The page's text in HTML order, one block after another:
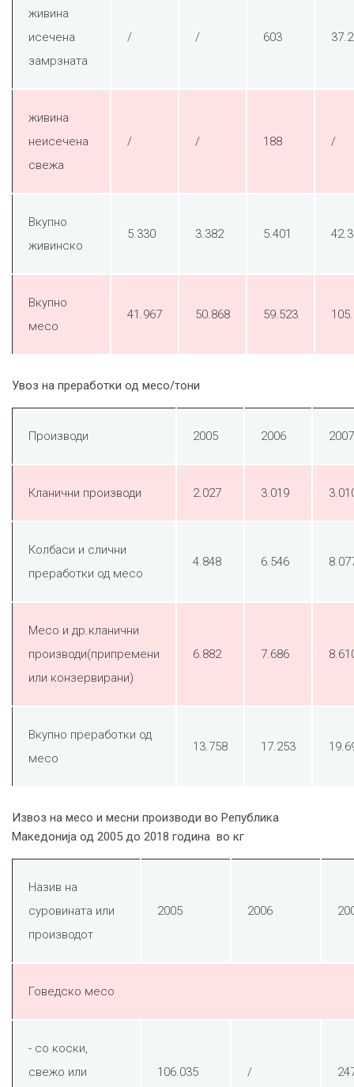
живина
исечена
замрзната
/ / 603
живина
неисечена
свежа
/ / 188 /
Вкупно
живинско
5.330 3.382 5.401
Вкупно
месо
41.967 50.868 59.523
Увоз на преработки од месо/тони
Производи 2005 2006 2007
Кланични производи 2.027 3.019
Колбаси и слични
преработки од месо
4.848 6.546
Месо и др.кланични
производи(припремени
или конзервирани)
6.882 7.686
Вкупно преработки од
месо
13.758 17.253
Извоз на месо и месни производи во Република
Македонија од 2005 до 2018 година во кг
Назив на
суровината или
производот
2005 2006
Говедско месо
- со коски,
свежо или
106.035 /